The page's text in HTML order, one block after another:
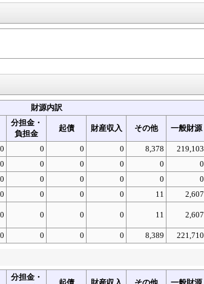
財源内訳
分担金・
負担金
起債 財産収入 その他 一般財源
0 0 0 0 8,378
219,103
0 0 0 0 0
0
0 0 0 0 0
0
0 0 0 0 11
2,607
0 0 0 0 11 2,607
0 0 0 0 8,389 221,710
分担金・